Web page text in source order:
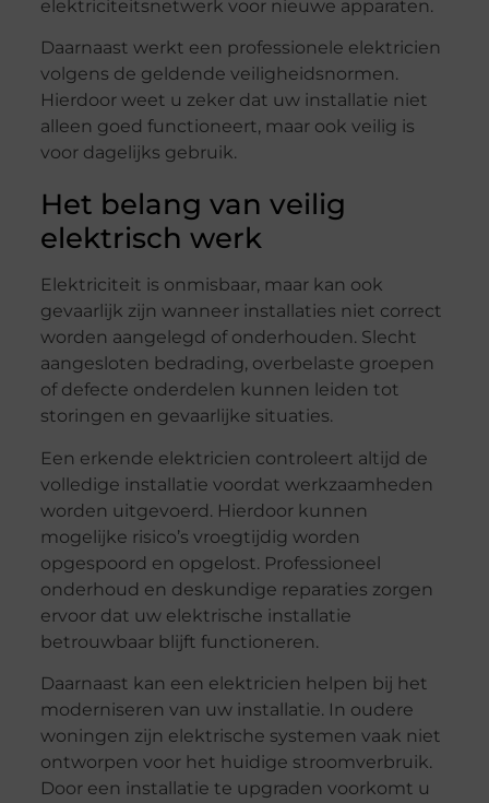
elektriciteitsnetwerk voor nieuwe apparaten.
Daarnaast werkt een professionele elektricien
volgens de geldende veiligheidsnormen.
Hierdoor weet u zeker dat uw installatie niet
alleen goed functioneert, maar ook veilig is
voor dagelijks gebruik.
Het belang van veilig
elektrisch werk
Elektriciteit is onmisbaar, maar kan ook
gevaarlijk zijn wanneer installaties niet correct
worden aangelegd of onderhouden. Slecht
aangesloten bedrading, overbelaste groepen
of defecte onderdelen kunnen leiden tot
storingen en gevaarlijke situaties.
Een erkende elektricien controleert altijd de
volledige installatie voordat werkzaamheden
worden uitgevoerd. Hierdoor kunnen
mogelijke risico’s vroegtijdig worden
opgespoord en opgelost. Professioneel
onderhoud en deskundige reparaties zorgen
ervoor dat uw elektrische installatie
betrouwbaar blijft functioneren.
Daarnaast kan een elektricien helpen bij het
moderniseren van uw installatie. In oudere
woningen zijn elektrische systemen vaak niet
ontworpen voor het huidige stroomverbruik.
Door een installatie te upgraden voorkomt u